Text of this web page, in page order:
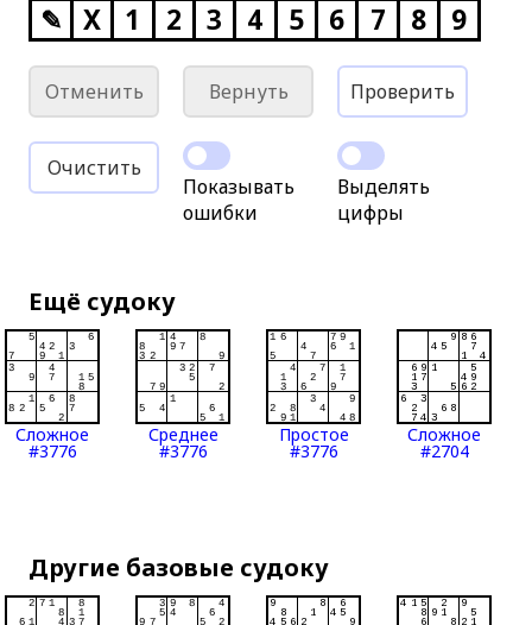
✎ X 1 2 3 4 5 6 7 8 9
Отменить Вернуть Проверить
Очистить
Показывать
ошибки
Выделять
цифры
Ещё судоку
Сложное
#3776
Среднее
#3776
Простое
#3776
Сложное
#2704
Другие базовые судоку